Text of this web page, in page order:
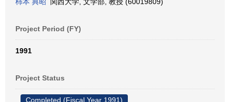
Project Period (FY)
1991
Project Status
Completed (Fiscal Year 1991)